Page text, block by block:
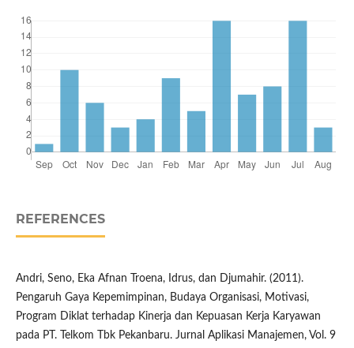
REFERENCES
Andri, Seno, Eka Afnan Troena, Idrus, dan Djumahir. (2011).
Pengaruh Gaya Kepemimpinan, Budaya Organisasi, Motivasi,
Program Diklat terhadap Kinerja dan Kepuasan Kerja Karyawan
pada PT. Telkom Tbk Pekanbaru. Jurnal Aplikasi Manajemen, Vol. 9